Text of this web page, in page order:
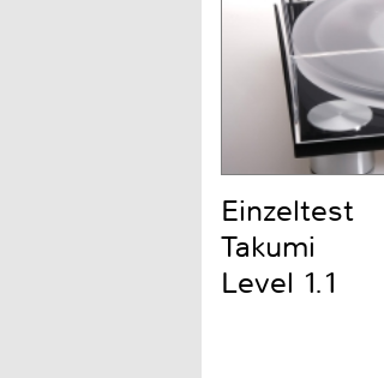
Einzeltest
Takumi
Level 1.1